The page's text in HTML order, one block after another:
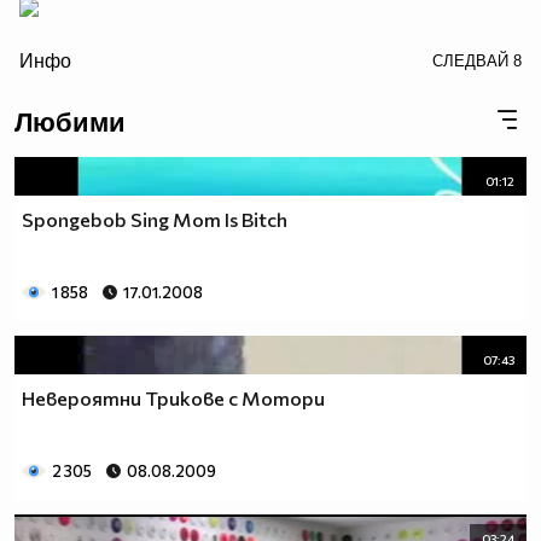
Инфо СЛЕДВАЙ 8
Любими
01:12
Spongebob Sing Mom Is Bitch
1 858 17.01.2008
07:43
Невероятни Трикове с Мотори
2 305 08.08.2009